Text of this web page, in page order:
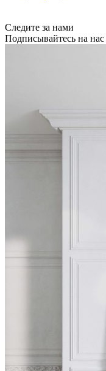
Следите за нами
Подписывайтесь на нас